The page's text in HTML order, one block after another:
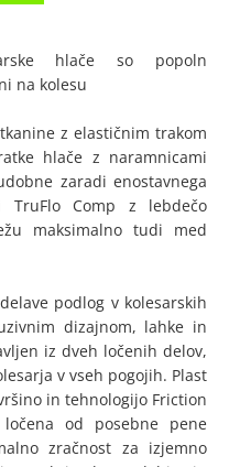
hlače so popoln
na kolesu
z elastičnim trakom
hlače z naramnicami
zaradi enostavnega
TruFlo Comp z lebdečo
maksimalno tudi med
podlog v kolesarskih
dizajnom, lahke in
iz dveh ločenih delov,
v vseh pogojih. Plast
in tehnologijo Friction
od posebne pene
zračnost za izjemno